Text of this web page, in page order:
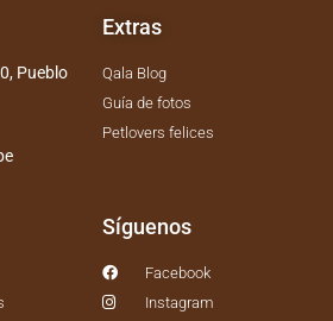
Pueblo
Extras
Qala Blog
Guía de fotos
Petlovers felices
Síguenos
Facebook
Instagram